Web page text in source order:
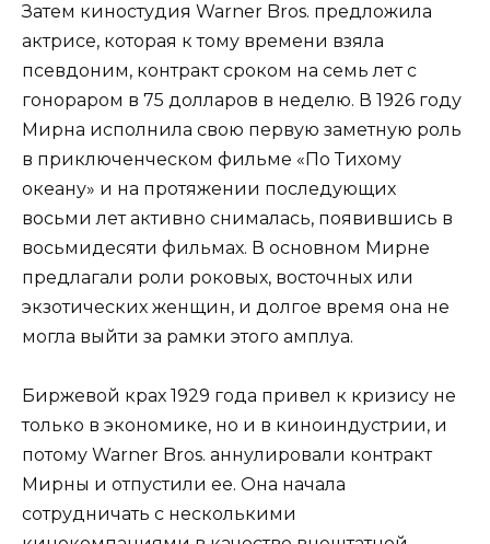
Затем киностудия Warner Bros. предложила
актрисе, которая к тому времени взяла
псевдоним, контракт сроком на семь лет с
гонораром в 75 долларов в неделю. В 1926 году
Мирна исполнила свою первую заметную роль
в приключенческом фильме «По Тихому
океану» и на протяжении последующих
восьми лет активно снималась, появившись в
восьмидесяти фильмах. В основном Мирне
предлагали роли роковых, восточных или
экзотических женщин, и долгое время она не
могла выйти за рамки этого амплуа.
Биржевой крах 1929 года привел к кризису не
только в экономике, но и в киноиндустрии, и
потому Warner Bros. аннулировали контракт
Мирны и отпустили ее. Она начала
сотрудничать с несколькими